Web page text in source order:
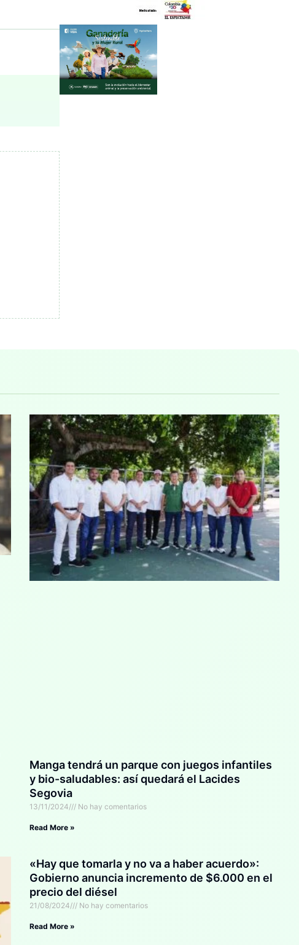
Manga tendrá un parque con juegos infantiles
y bio-saludables: así quedará el Lacides
Segovia
13/11/2024 No hay comentarios
Read More »
«Hay que tomarla y no va a haber acuerdo»:
Gobierno anuncia incremento de $6.000 en el
precio del diésel
21/08/2024 No hay comentarios
Read More »